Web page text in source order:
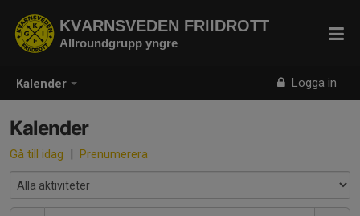
Kalender Logga in
KVARNSVEDEN FRIIDROTT
Allroundgrupp yngre
Kalender
Gå till idag | Prenumerera